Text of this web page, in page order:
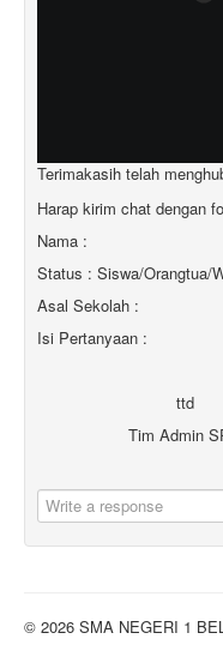
Terimakasih telah
Harap kirim chat dengan
Nama :
Status : Siswa/Orangtua/
Asal Sekolah :
Isi Pertanyaan :
ttd
Tim Admin
© 2026 SMA NEGERI 1